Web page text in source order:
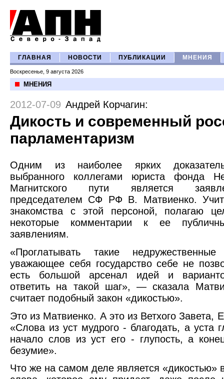
ГЛАВНАЯ НОВОСТИ ПУБЛИКАЦИИ МНЕНИЯ
Воскресенье, 9 августа 2026
МНЕНИЯ
2012-07-09 Андрей Корчагин:
Дикость и современный
парламентаризм
Одним из наиболее ярких
выбранного коллегами юриста фонда
Магнитского пути является
председателем СФ РФ В. Матвиенко.
знакомства с этой персоной, полагаю
некоторые комментарии к ее
заявлениям.
«Проглатывать такие
уважающее себя государство себе не
есть большой арсенал идей и
ответить на такой шаг», — сказала
считает подобный закон «дикостью».
Это из Матвиенко. А это из Ветхого Завета,
«Слова из уст мудрого - благодать, а уста
начало слов из уст его - глупость, а
безумие».
Что же на самом деле является «дикостью»